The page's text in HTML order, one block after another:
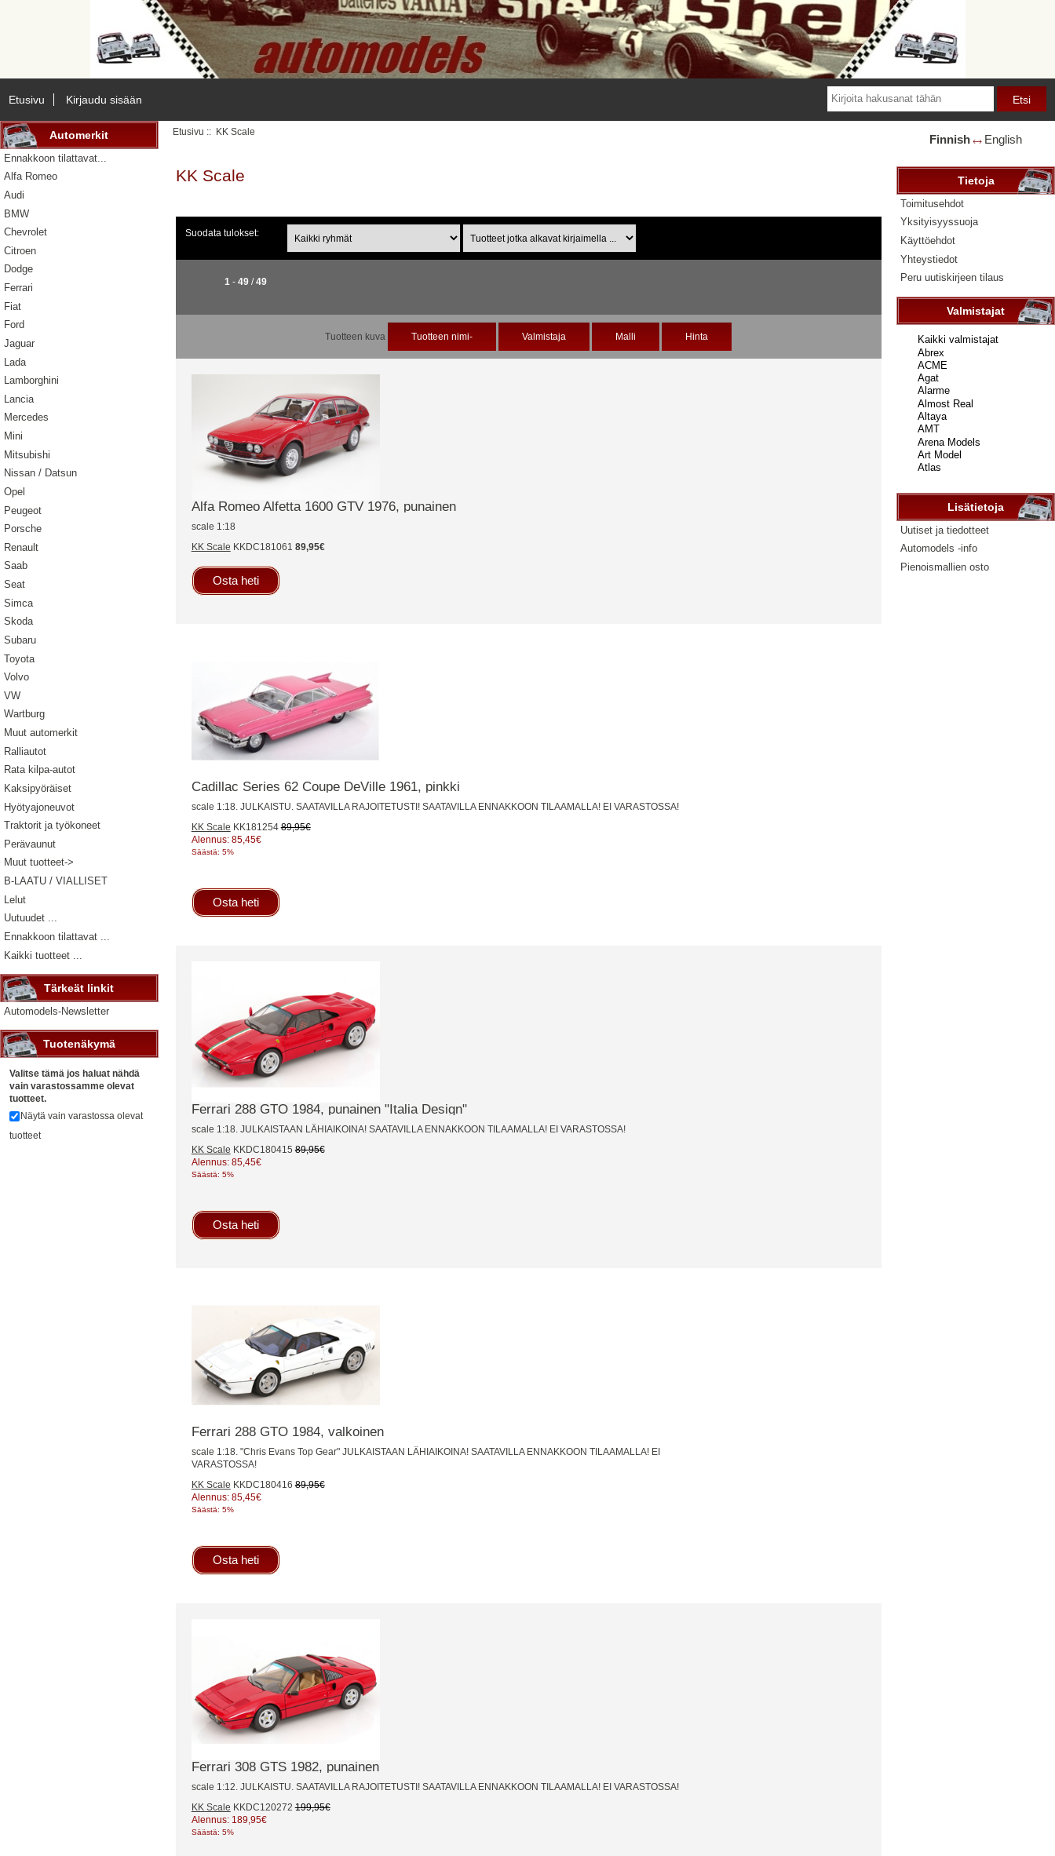
Etusivu Kirjaudu sisään
Automerkit
Ennakkoon tilattavat...
Alfa Romeo
Audi
BMW
Chevrolet
Citroen
Dodge
Ferrari
Fiat
Ford
Jaguar
Lada
Lamborghini
Lancia
Mercedes
Mini
Mitsubishi
Nissan / Datsun
Opel
Peugeot
Porsche
Renault
Saab
Seat
Simca
Skoda
Subaru
Toyota
Volvo
VW
Wartburg
Muut automerkit
Ralliautot
Rata kilpa-autot
Kaksipyöräiset
Hyötyajoneuvot
Traktorit ja työkoneet
Perävaunut
Muut tuotteet->
B-LAATU / VIALLISET
Lelut
Uutuudet ...
Ennakkoon tilattavat ...
Kaikki tuotteet ...
Tärkeät linkit
Automodels-Newsletter
Tuotenäkymä
Valitse tämä jos haluat nähdä
vain varastossamme olevat
tuotteet.
Näytä vain varastossa olevat
tuotteet
Etusivu :: KK Scale
KK Scale
Suodata tulokset:
kirjaimella ...
1 -49 /49
Tuotteen kuva Tuotteen nimi- Valmistaja Malli Hinta
Alfa Romeo Alfetta 1600 GTV 1976, punainen
scale 1:18
KK Scale KKDC181061 89,95€
Osta heti
Cadillac Series 62 Coupe DeVille 1961, pinkki
scale 1:18. JULKAISTU. SAATAVILLA RAJOITETUSTI! SAATAVILLA ENNAKKOON TILAAMALLA! EI VARASTOSSA!
KK Scale KK18125489,95€
Alennus: 85,45€
Säästä: 5%
Osta heti
Ferrari 288 GTO 1984, punainen "Italia Design"
scale 1:18. JULKAISTAAN LÄHIAIKOINA! SAATAVILLA ENNAKKOON TILAAMALLA! EI VARASTOSSA!
KK Scale KKDC18041589,95€
Alennus: 85,45€
Säästä: 5%
Osta heti
Ferrari 288 GTO 1984, valkoinen
scale 1:18. "Chris Evans Top Gear" JULKAISTAAN LÄHIAIKOINA! SAATAVILLA ENNAKKOON TILAAMALLA! EI
VARASTOSSA!
KK Scale KKDC18041689,95€
Alennus: 85,45€
Säästä: 5%
Osta heti
Ferrari 308 GTS 1982, punainen
scale 1:12. JULKAISTU. SAATAVILLA RAJOITETUSTI! SAATAVILLA ENNAKKOON TILAAMALLA! EI VARASTOSSA!
KK Scale KKDC120272199,95€
Alennus: 189,95€
Säästä: 5%
Finnish 🡘 English
Tietoja
Toimitusehdot
Yksityisyyssuoja
Käyttöehdot
Yhteystiedot
Peru uutiskirjeen tilaus
Valmistajat
Valitse
...
Lisätietoja
Uutiset ja tiedotteet
Automodels -info
Pienoismallien osto